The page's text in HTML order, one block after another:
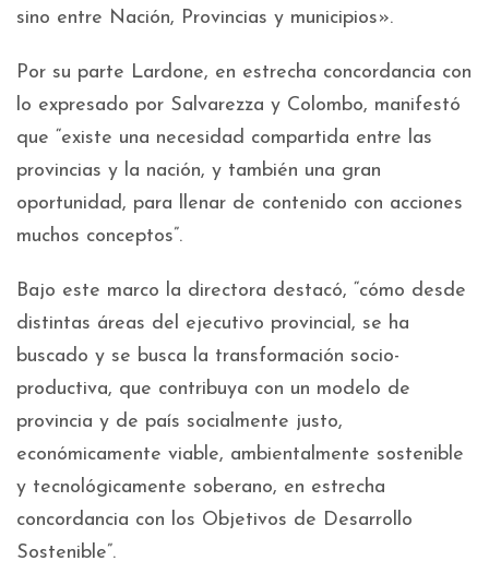
sino entre Nación, Provincias y municipios».
Por su parte Lardone, en estrecha concordancia con
lo expresado por Salvarezza y Colombo, manifestó
que “existe una necesidad compartida entre las
provincias y la nación, y también una gran
oportunidad, para llenar de contenido con acciones
muchos conceptos”.
Bajo este marco la directora destacó, “cómo desde
distintas áreas del ejecutivo provincial, se ha
buscado y se busca la transformación socio-
productiva, que contribuya con un modelo de
provincia y de país socialmente justo,
económicamente viable, ambientalmente sostenible
y tecnológicamente soberano, en estrecha
concordancia con los Objetivos de Desarrollo
Sostenible”.